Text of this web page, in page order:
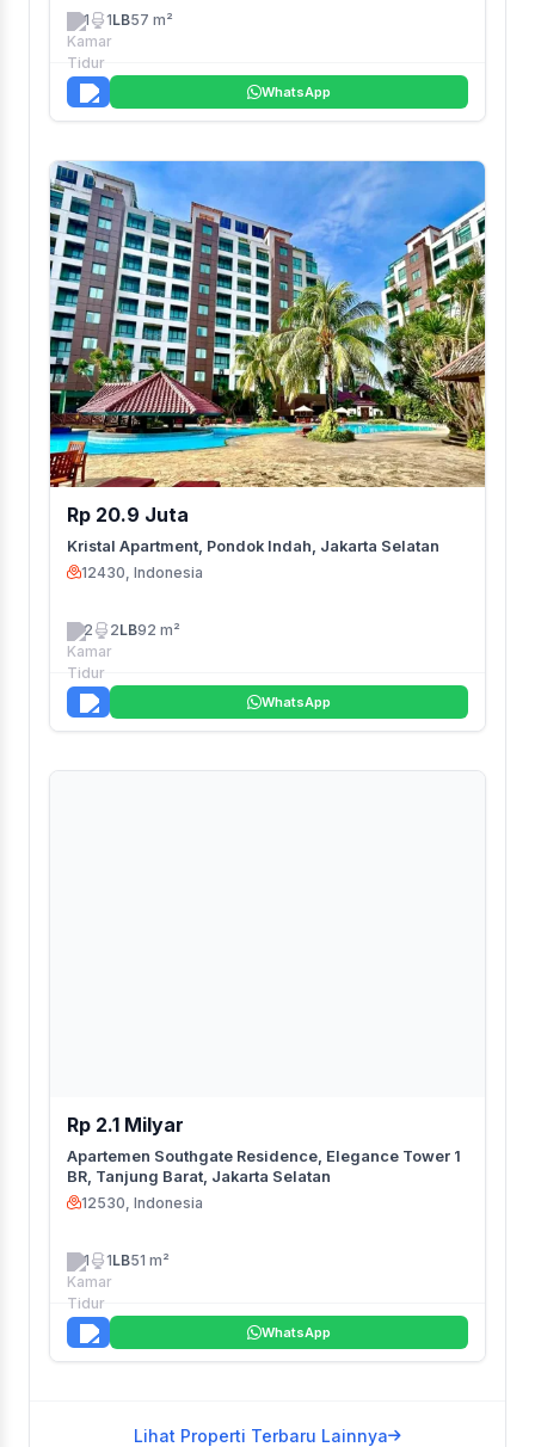
1 1LB57 m²
WhatsApp
Rp 20.9 Juta
Kristal Apartment, Pondok Indah, Jakarta Selatan
12430, Indonesia
2 2LB92 m²
WhatsApp
Rp 2.1 Milyar
Apartemen Southgate Residence, Elegance Tower 1
BR, Tanjung Barat, Jakarta Selatan
12530, Indonesia
1 1LB51 m²
WhatsApp
Lihat Properti Terbaru Lainnya